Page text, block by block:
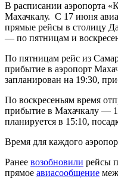
В расписании аэропорта
Махачкалу. С 17 июня
прямые рейсы в столицу
— по пятницам и
По пятницам рейс из
прибытие в аэропорт
запланирован на 19:30,
По воскресеньям время
прибытие в Махачкалу —
планируется в 15:10,
Время для каждого
Ранее возобновили рейсы
прямое авиасообщение